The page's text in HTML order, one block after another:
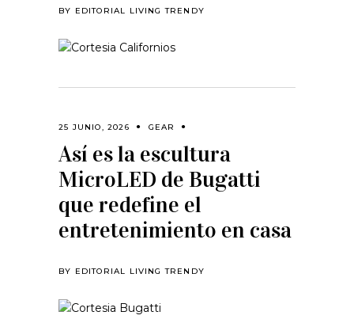
BY EDITORIAL LIVING TRENDY
25 JUNIO, 2026 GEAR
Así es la escultura
MicroLED de Bugatti
que redefine el
entretenimiento en casa
BY EDITORIAL LIVING TRENDY